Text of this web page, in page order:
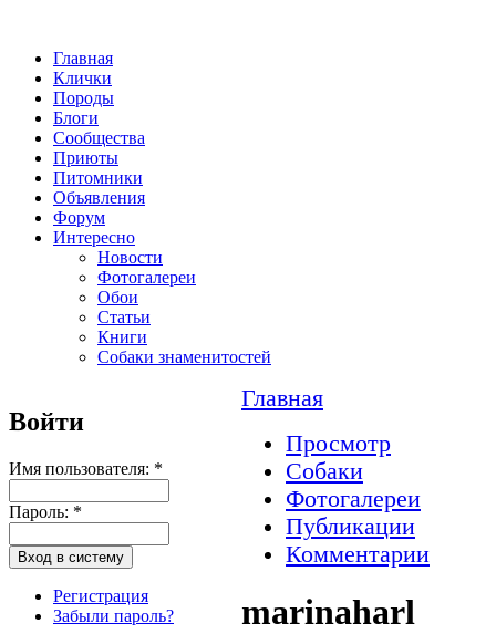
Главная
Клички
Породы
Блоги
Сообщества
Приюты
Питомники
Объявления
Форум
Интересно
Новости
Фотогалереи
Обои
Статьи
Книги
Собаки знаменитостей
Войти
Имя пользователя: *
Пароль: *
Регистрация
Забыли пароль?
Главная
Просмотр
Собаки
Фотогалереи
Публикации
Комментарии
marinaharl